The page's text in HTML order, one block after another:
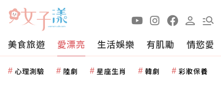
美食旅遊 愛漂亮 生活娛樂 有肌勵 情慾愛
心理測驗 陸劇 星座生肖 韓劇 彩妝保養